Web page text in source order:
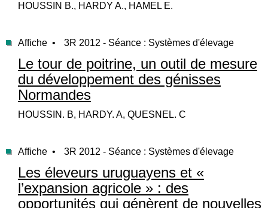
HOUSSIN B., HARDY A., HAMEL E.
Affiche • 3R 2012 - Séance : Systèmes d'élevage
Le tour de poitrine, un outil de mesure
du développement des génisses
Normandes
HOUSSIN. B, HARDY. A, QUESNEL. C
Affiche • 3R 2012 - Séance : Systèmes d'élevage
Les éleveurs uruguayens et «
l’expansion agricole » : des
opportunités qui génèrent de nouvelles